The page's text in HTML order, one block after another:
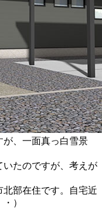
が、一面真っ白雪景
いたのですが、考えが
北部在住です。自宅近
）